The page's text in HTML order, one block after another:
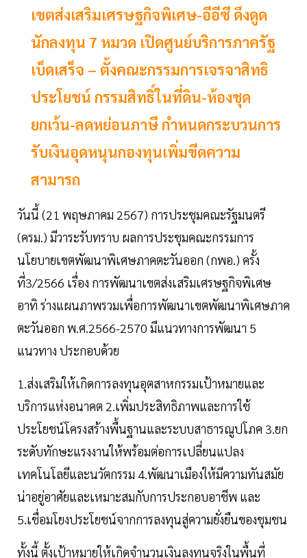
เขตส่งเสริมเศรษฐกิจพิเศษ-อีอีซี ดึงดูด
นักลงทุน 7 หมวด เปิดศูนย์บริการภาครัฐ
เบ็ดเสร็จ – ตั้งคณะกรรมการเจรจาสิทธิ
ประโยชน์ กรรมสิทธิ์ในที่ดิน-ห้องชุด
ยกเว้น-ลดหย่อนภาษี กำหนดกระบวนการ
รับเงินอุดหนุนกองทุนเพิ่มขีดความ
สามารถ
วันนี้ (21 พฤษภาคม 2567) การประชุมคณะรัฐมนตรี
(ครม.) มีวาระรับทราบ ผลการประชุมคณะกรรมการ
นโยบายเขตพัฒนาพิเศษภาคตะวันออก (กพอ.) ครั้ง
ที่3/2566 เรื่อง การพัฒนาเขตส่งเสริมเศรษฐกิจพิเศษ
อาทิ ร่างแผนภาพรวมเพื่อการพัฒนาเขตพัฒนาพิเศษภาค
ตะวันออก พ.ศ.2566-2570 มีแนวทางการพัฒนา 5
แนวทาง ประกอบด้วย
1.ส่งเสริมให้เกิดการลงทุนอุตสาหกรรมเป้าหมายและ
บริการแห่งอนาคต 2.เพิ่มประสิทธิภาพและการใช้
ประโยชน์โครงสร้างพื้นฐานและระบบสาธารณูปโภค 3.ยก
ระดับทักษะแรงงานให้พร้อมต่อการเปลี่ยนแปลง
เทคโนโลยีและนวัตกรรม 4.พัฒนาเมืองให้มีความทันสมัย
น่าอยู่อาศัยและเหมาะสมกับการประกอบอาชีพ และ
5.เชื่อมโยงประโยชน์จากการลงทุนสู่ความยั่งยืนของชุมชน
ทั้งนี้ ตั้งเป้าหมายให้เกิดจำนวนเงินลงทุนจริงในพื้นที่